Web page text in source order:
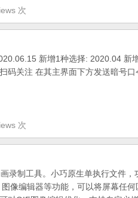
次
新增1种选择: 2020.04 新
码关注 在其主界面下方发送暗号口
次
录制工具。小巧原生单执行文件，
像编辑器等功能，可以将屏幕任何